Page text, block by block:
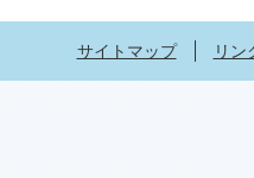
サイトマップ リン